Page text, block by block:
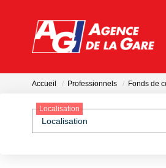
Accueil Professionnels Fonds de
Localisation
Localisation